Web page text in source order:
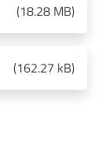
(18.28 MB)
(162.27 kB)